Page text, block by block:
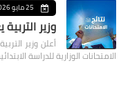
25 مايو 2026
وزير
أعلن وزير
الامتحانات الوزارية للدراسة